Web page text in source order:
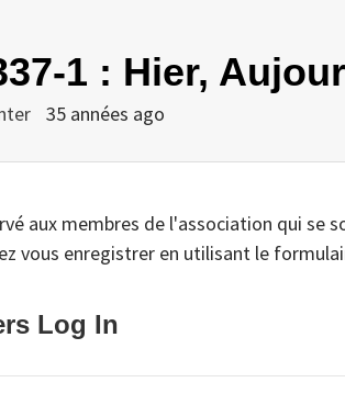
1 : Hier,
35 années ago
aux membres de l'association qui se
vous enregistrer en utilisant le
Log In